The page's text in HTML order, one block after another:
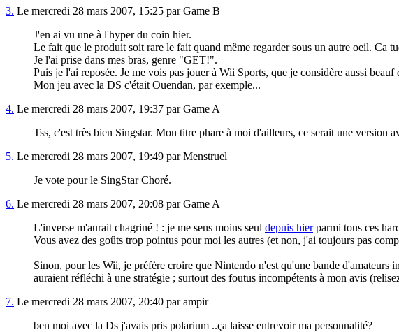
3. Le mercredi 28 mars 2007, 15:25 par Game B
J'en ai vu une à l'hyper du coin hier.
Le fait que le produit soit rare le fait quand même regarder sous un autre oeil. Ca
Je l'ai prise dans mes bras, genre "GET!".
Puis je l'ai reposée. Je me vois pas jouer à Wii Sports, que je considère aussi
Mon jeu avec la DS c'était Ouendan, par exemple...
4. Le mercredi 28 mars 2007, 19:37 par Game A
Tss, c'est très bien Singstar. Mon titre phare à moi d'ailleurs, ce serait une version
5. Le mercredi 28 mars 2007, 19:49 par Menstruel
Je vote pour le SingStar Choré.
6. Le mercredi 28 mars 2007, 20:08 par Game A
L'inverse m'aurait chagriné ! : je me sens moins seul depuis hierparmi tous ces
Vous avez des goûts trop pointus pour moi les autres (et non, j'ai toujours pas
Sinon, pour les Wii, je préfère croire que Nintendo n'est qu'une bande
auraient réfléchi à une stratégie ; surtout des foutus incompétents à mon avis
7. Le mercredi 28 mars 2007, 20:40 par ampir
ben moi avec la Ds j'avais pris polarium ..ça laisse entrevoir ma personnalité?